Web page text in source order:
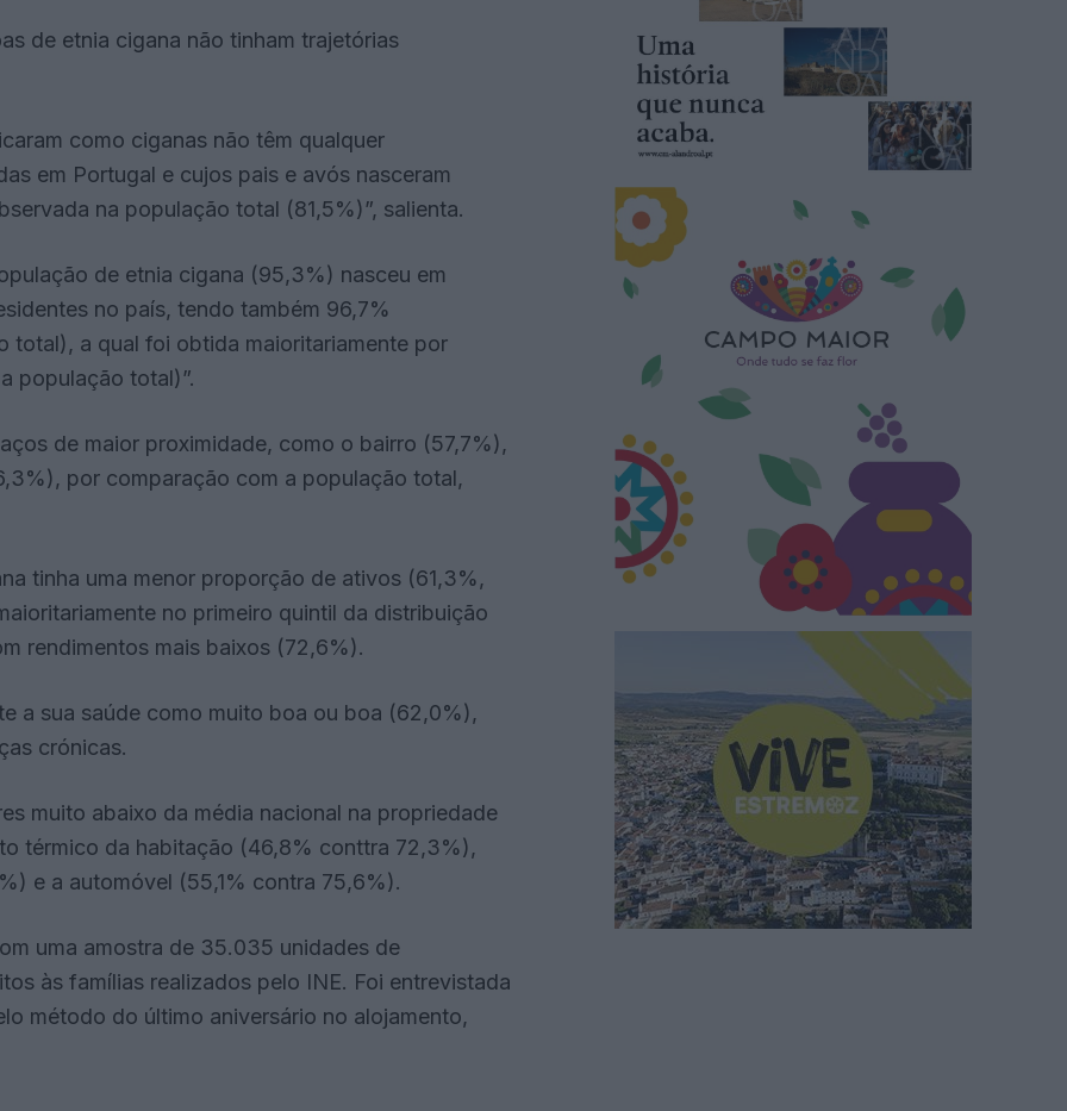
de etnia cigana não tinham trajetórias
como ciganas não têm qualquer
em Portugal e cujos pais e avós nasceram
na população total (81,5%)”, salienta.
de etnia cigana (95,3%) nasceu em
no país, tendo também 96,7%
total), a qual foi obtida maioritariamente por
população total)”.
de maior proximidade, como o bairro (57,7%),
por comparação com a população total,
tinha uma menor proporção de ativos (61,3%,
no primeiro quintil da distribuição
rendimentos mais baixos (72,6%).
a sua saúde como muito boa ou boa (62,0%),
crónicas.
muito abaixo da média nacional na propriedade
térmico da habitação (46,8% conttra 72,3%),
e a automóvel (55,1% contra 75,6%).
uma amostra de 35.035 unidades de
às famílias realizados pelo INE. Foi entrevistada
método do último aniversário no alojamento,